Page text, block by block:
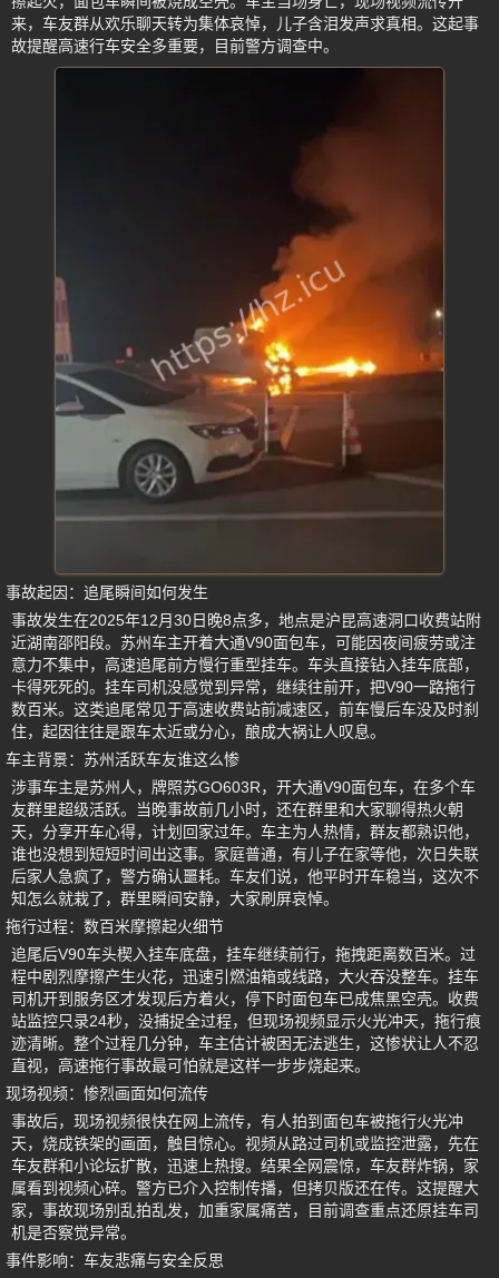
来，车友群从欢乐聊天转为集体哀悼，儿子含泪发声求真相。这起事
故提醒高速行车安全多重要，目前警方调查中。
事故起因：追尾瞬间如何发生
事故发生在2025年12月30日晚8点多，地点是沪昆高速洞口收费站附
近湖南邵阳段。苏州车主开着大通V90面包车，可能因夜间疲劳或注
意力不集中，高速追尾前方慢行重型挂车。车头直接钻入挂车底部，
卡得死死的。挂车司机没感觉到异常，继续往前开，把V90一路拖行
数百米。这类追尾常见于高速收费站前减速区，前车慢后车没及时刹
住，起因往往是跟车太近或分心，酿成大祸让人叹息。
车主背景：苏州活跃车友谁这么惨
涉事车主是苏州人，牌照苏GO603R，开大通V90面包车，在多个车
友群里超级活跃。当晚事故前几小时，还在群里和大家聊得热火朝
天，分享开车心得，计划回家过年。车主为人热情，群友都熟识他，
谁也没想到短短时间出这事。家庭普通，有儿子在家等他，次日失联
后家人急疯了，警方确认噩耗。车友们说，他平时开车稳当，这次不
知怎么就栽了，群里瞬间安静，大家刷屏哀悼。
拖行过程：数百米摩擦起火细节
追尾后V90车头楔入挂车底盘，挂车继续前行，拖拽距离数百米。过
程中剧烈摩擦产生火花，迅速引燃油箱或线路，大火吞没整车。挂车
司机开到服务区才发现后方着火，停下时面包车已成焦黑空壳。收费
站监控只录24秒，没捕捉全过程，但现场视频显示火光冲天，拖行痕
迹清晰。整个过程几分钟，车主估计被困无法逃生，这惨状让人不忍
直视，高速拖行事故最可怕就是这样一步步烧起来。
现场视频：惨烈画面如何流传
事故后，现场视频很快在网上流传，有人拍到面包车被拖行火光冲
天，烧成铁架的画面，触目惊心。视频从路过司机或监控泄露，先在
车友群和小论坛扩散，迅速上热搜。结果全网震惊，车友群炸锅，家
属看到视频心碎。警方已介入控制传播，但拷贝版还在传。这提醒大
家，事故现场别乱拍乱发，加重家属痛苦，目前调查重点还原挂车司
机是否察觉异常。
事件影响：车友悲痛与安全反思